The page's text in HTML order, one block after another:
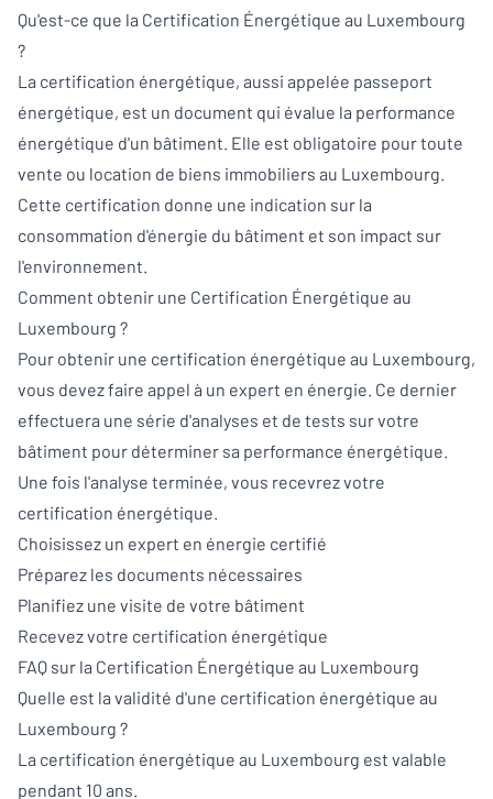
Qu'est-ce que la Certification Énergétique au Luxembourg
?
La certification énergétique, aussi appelée passeport
énergétique, est un document qui évalue la performance
énergétique d'un bâtiment. Elle est obligatoire pour toute
vente ou location de biens immobiliers au Luxembourg.
Cette certification donne une indication sur la
consommation d'énergie du bâtiment et son impact sur
l'environnement.
Comment obtenir une Certification Énergétique au
Luxembourg ?
Pour obtenir une certification énergétique au Luxembourg,
vous devez faire appel à un expert en énergie. Ce dernier
effectuera une série d'analyses et de tests sur votre
bâtiment pour déterminer sa performance énergétique.
Une fois l'analyse terminée, vous recevrez votre
certification énergétique.
Choisissez un expert en énergie certifié
Préparez les documents nécessaires
Planifiez une visite de votre bâtiment
Recevez votre certification énergétique
FAQ sur la Certification Énergétique au Luxembourg
Quelle est la validité d'une certification énergétique au
Luxembourg ?
La certification énergétique au Luxembourg est valable
pendant 10 ans.